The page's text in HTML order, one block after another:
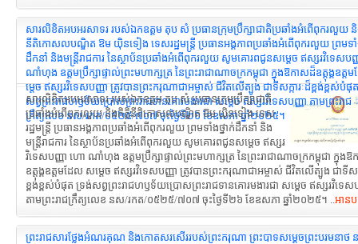
សារលិខិតអបអរសាទរ របស់ឯកឧត្តម តុប សំ ប្រធានក្រុមប្រឹក្សាជាតិប្រឆាំងអំពើពុករលួយ និ
នីតិកោសលបណ្ឌិត ឱម យ៉ិនទៀង ទេសរដ្ឋមន្រ្ដី ប្រធានអង្គភាពប្រឆាំងអំពើពុករលួយ ព្រមទាំ
ដឹកនាំ និងមន្ត្រីរាជការ នៃស្ថាប័នប្រឆាំងអំពើពុករលួយ សូមគោរពជូនសម្តេច ឥស្សរវិទេសប
ណាំហុង ឧត្តមប្រឹក្សាផ្ទាល់ព្រះមហាក្សត្រ នៃព្រះរាជាណាចក្រកម្ពុជា ក្នុងឱកាសដ៏ឧត្តុង្គឧត្
ម្តេច ឥស្សរវិទេសបញ្ញា ត្រូវបានព្រះករុណាជាអម្ចាស់ ជីវិតលើត្បូង ជាទីសក្ការៈដ៏ខ្ពង់ខ្ពស់បំផុ
សព្វព្រះរាជហឫទ័យប្រោសព្រះរាជទានគោរមងារជា សម្តេច ឥស្សរវិទេសបញ្ញា តាមព្រះរាជ
ក្រឹត្យលេខ នស/រកត/០៥២៥/៧០៧ ចុះថ្ងៃទី២៦ ខែឧសភា ឆ្នាំ២០២៥។
សារលិខិតអបអរសាទរ របស់ឯកឧត្តម តុប សំ ប្រធានក្រុមប្រឹក្សាជាតិ
ប្រឆាំងអំពើពុករលួយ និងកិតិ្ដនីតិកោសលបណ្ឌិត ឱម យ៉ិនទៀង ទេស
រដ្ឋមន្រ្ដី ប្រធានអង្គភាពប្រឆាំងអំពើពុករលួយ ព្រមទាំងថ្នាក់ដឹកនាំ និង
មន្ត្រីរាជការ នៃស្ថាប័នប្រឆាំងអំពើពុករលួយ សូមគោរពជូនសម្តេច ឥស្សរ
វិទេសបញ្ញា ហោ ណាំហុង ឧត្តមប្រឹក្សាផ្ទាល់ព្រះមហាក្សត្រ នៃព្រះរាជាណាចក្រកម្ពុជា ក្នុង
ឧត្តុង្គឧត្តមដែល សម្តេច ឥស្សរវិទេសបញ្ញា ត្រូវបានព្រះករុណាជាអម្ចាស់ ជីវិតលើត្បូង ជាទីសក្
ខ្ពង់ខ្ពស់បំផុត ទ្រង់សព្វព្រះរាជហឫទ័យប្រោសព្រះរាជទានគោរមងារជា សម្តេច ឥស្សរវិទេស
តាមព្រះរាជក្រឹត្យលេខ នស/រកត/០៥២៥/៧០៧ ចុះថ្ងៃទី២៦ ខែឧសភា ឆ្នាំ២០២៥។ ..អានប
ព្រះរាជសារថ្លែងអំណរគុណ និងកោតសរសើររបស់ព្រះករុណា ព្រះបាទសម្ដេចព្រះបរមនាថ ន